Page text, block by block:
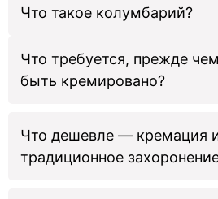
Что такое колумбарий?
Что требуется, прежде
быть кремировано?
Что дешевле — кремация
традиционное